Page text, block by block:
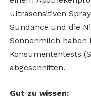
ultrasensitiven
Sundance und die
Sonnenmilch haben
Konsumententests
abgeschnitten.
Gut zu wissen: